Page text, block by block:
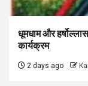
धूमधाम और
कार्यक्रम
2 days ago